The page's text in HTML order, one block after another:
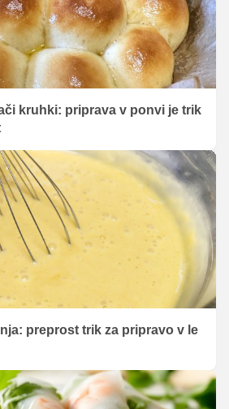
kruhki: priprava v ponvi je trik
preprost trik za pripravo v le